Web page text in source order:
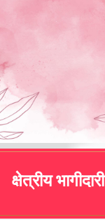
क्षेत्रीय भागीदारी